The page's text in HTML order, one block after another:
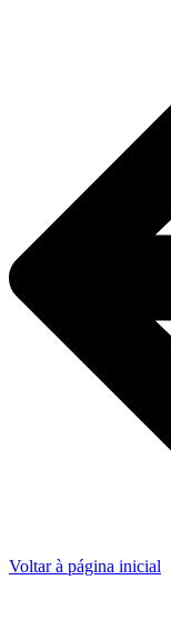
Voltar à página inicial